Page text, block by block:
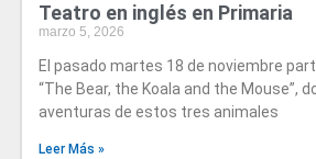
Teatro en inglés en Primaria
marzo 5, 2026
El pasado martes 18 de noviembre
“The Bear, the Koala and the Mouse”,
aventuras de estos tres animales
Leer Más »